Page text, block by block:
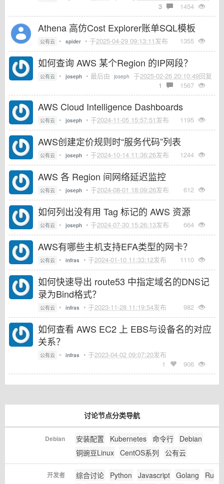
3
1454
Athena 高仿Cost Explorer账单SQL模板
公有云 • spider • 于2025-04-29 09:13:11发布 1355
如何查询 AWS 某个Region 的IP网段？
公有云 • joseph • 最后由 joseph 于2025-02-26 20:10:49回复
1
1567
AWS Cloud Intelligence Dashboards
公有云 • joseph • 于2024-11-05 15:57:51发布 1195
AWS创建定价规则时“服务代码”列表
公有云 • joseph • 于2024-10-14 11:36:26发布 1244
AWS 各 Region 间网络延迟监控
公有云 • joseph • 于2024-08-01 18:09:26发布 612
如何列出没有用 Tag 标记的 AWS 资源
公有云 • joseph • 于2024-07-30 15:26:13发布 664
AWS有哪些主机支持EFA类型的网卡？
公有云 • infras • 于2024-01-10 11:33:12发布 1110
如何快速导出 route53 中指定域名的DNS记
录为Bind格式？
公有云 • infras • 于2023-11-28 11:19:54发布 982
如何查看 AWS EC2 上 EBS与设备名的对应
关系？
公有云 • infras • 于2023-04-02 09:07:20发布
1
906
讨论节点分类导航
Debian 安装配置 Kubernetes 命令行
Debian
铜豌豆Linux CentOS系列 公有云
开发者 综合讨论 Python Javascript Golang
Ru